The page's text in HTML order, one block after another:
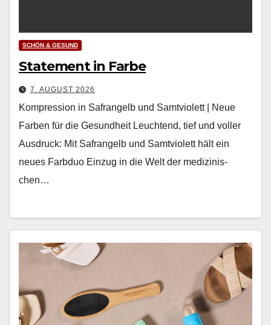
SCHÖN & GESUND
Statement in Farbe
7. AUGUST 2026
Kompression in Safrangelb und Samtviolett | Neue
Farben für die Gesundheit Leuch­t­end, tief und voller
Aus­druck: Mit Safrangelb und Samtvi­o­lett hält ein
neues Farb­duo Einzug in die Welt der medi­zinis­
chen…